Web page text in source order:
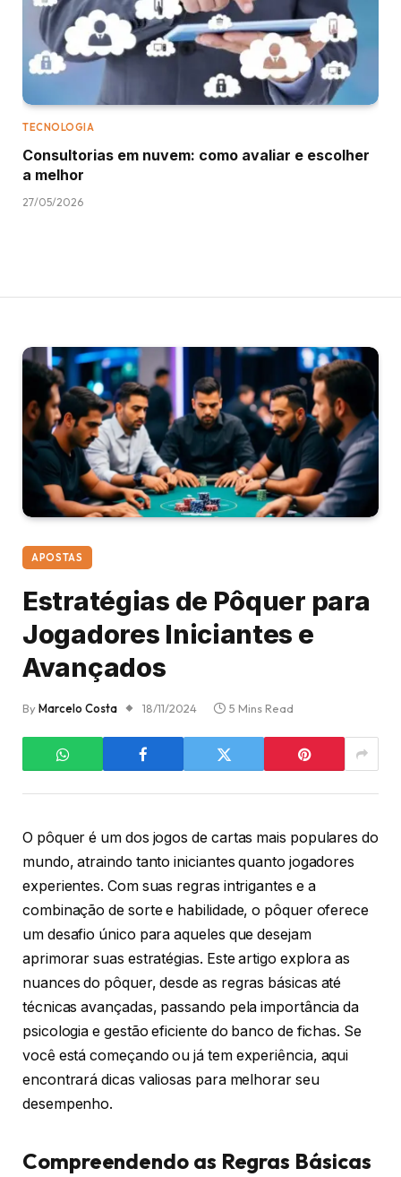
TECNOLOGIA
Consultorias em nuvem: como avaliar e escolher
a melhor
27/05/2026
APOSTAS
Estratégias de Pôquer para
Jogadores Iniciantes e
Avançados
ByMarcelo Costa 18/11/2024 5 Mins Read
O pôquer é um dos jogos de cartas mais populares do
mundo, atraindo tanto iniciantes quanto jogadores
experientes. Com suas regras intrigantes e a
combinação de sorte e habilidade, o pôquer oferece
um desafio único para aqueles que desejam
aprimorar suas estratégias. Este artigo explora as
nuances do pôquer, desde as regras básicas até
técnicas avançadas, passando pela importância da
psicologia e gestão eficiente do banco de fichas. Se
você está começando ou já tem experiência, aqui
encontrará dicas valiosas para melhorar seu
desempenho.
Compreendendo as Regras Básicas